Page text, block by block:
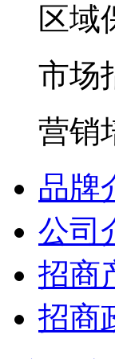
区域
市场
营销
品牌
公司
招商
招商